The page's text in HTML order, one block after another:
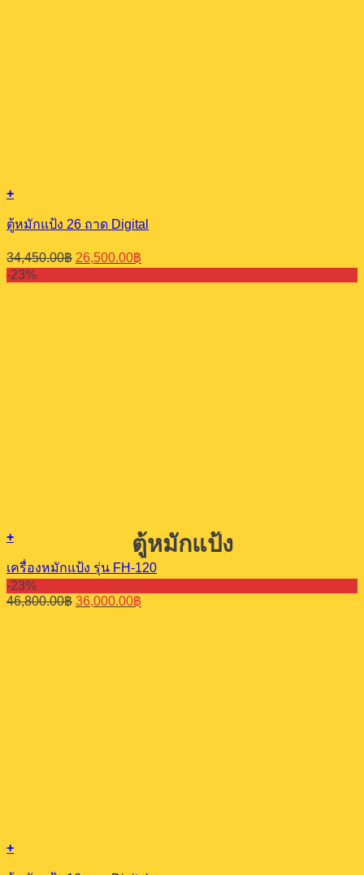
+
ตู้หมักแป้ง 26 ถาด Digital
34,450.00฿ Original
price
was:
26,500.00฿
price
is:
-23%
+
เครื่องหมักแป้ง รุ่น FH-120
46,800.00฿Original
price
36,000.00฿Current
price
ตู้หมักแป้ง
-23%
+